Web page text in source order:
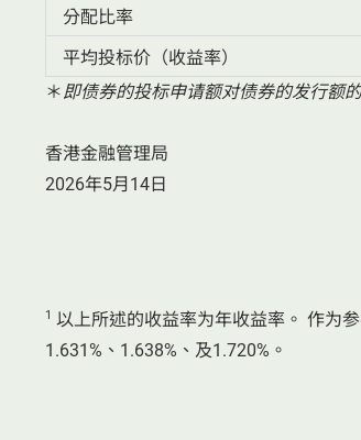
分配比率
平均投标价（收益率）
＊即债券的投标申请额对债券的发行额
香港金融管理局
2026年5月14日
1 以上所述的收益率为年收益率。 作为
1.631%、1.638%、及1.720%。